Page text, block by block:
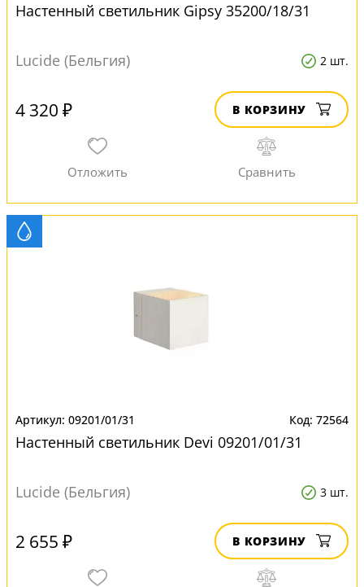
Настенный светильник Gipsy 35200/18/31
Lucide (Бельгия) 2 шт.
4 320 ₽ В КОРЗИНУ
09201/01/31 72564
Настенный светильник Devi 09201/01/31
Lucide (Бельгия) 3 шт.
2 655 ₽ В КОРЗИНУ